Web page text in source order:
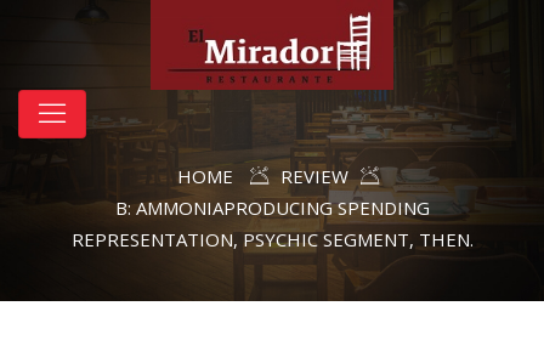
HOME
REVIEW
B: AMMONIAPRODUCING SPENDING
REPRESENTATION, PSYCHIC SEGMENT, THEN.